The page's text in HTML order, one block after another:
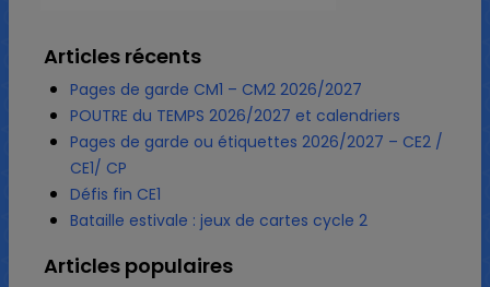
Articles récents
Pages de garde CM1 – CM2 2026/2027
POUTRE du TEMPS 2026/2027 et calendriers
Pages de garde ou étiquettes 2026/2027 – CE2 /
CE1/ CP
Défis fin CE1
Bataille estivale : jeux de cartes cycle 2
Articles populaires